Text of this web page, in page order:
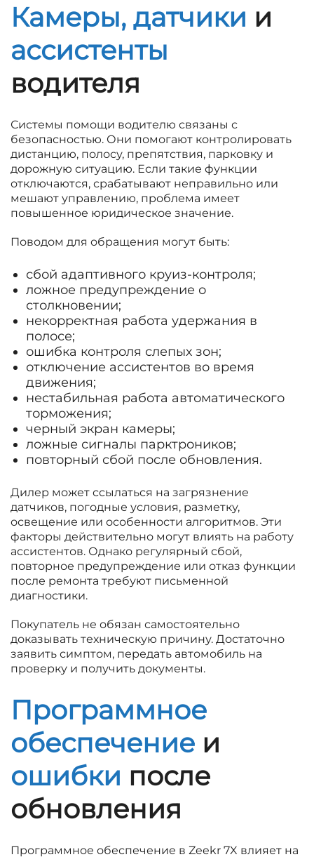
Камеры, датчики и
ассистенты
водителя
Системы помощи водителю связаны с
безопасностью. Они помогают контролировать
дистанцию, полосу, препятствия, парковку и
дорожную ситуацию. Если такие функции
отключаются, срабатывают неправильно или
мешают управлению, проблема имеет
повышенное юридическое значение.
Поводом для обращения могут быть:
сбой адаптивного круиз-контроля;
ложное предупреждение о
столкновении;
некорректная работа удержания в
полосе;
ошибка контроля слепых зон;
отключение ассистентов во время
движения;
нестабильная работа автоматического
торможения;
черный экран камеры;
ложные сигналы парктроников;
повторный сбой после обновления.
Дилер может ссылаться на загрязнение
датчиков, погодные условия, разметку,
освещение или особенности алгоритмов. Эти
факторы действительно могут влиять на работу
ассистентов. Однако регулярный сбой,
повторное предупреждение или отказ функции
после ремонта требуют письменной
диагностики.
Покупатель не обязан самостоятельно
доказывать техническую причину. Достаточно
заявить симптом, передать автомобиль на
проверку и получить документы.
Программное
обеспечение и
ошибки после
обновления
Программное обеспечение в Zeekr 7X влияет на